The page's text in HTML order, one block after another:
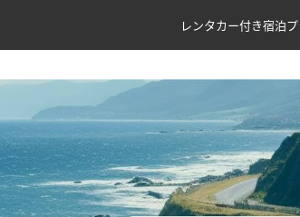
レンタカー付き宿泊